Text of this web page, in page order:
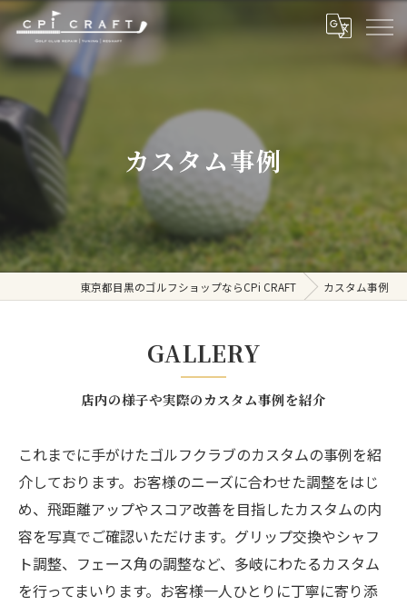
カスタム事例
東京都目黒のゴルフショップならCPi CRAFT カスタム事例
GALLERY
店内の様子や実際のカスタム事例を紹介
これまでに手がけたゴルフクラブのカスタムの事例を紹
介しております。お客様のニーズに合わせた調整をはじ
め、飛距離アップやスコア改善を目指したカスタムの内
容を写真でご確認いただけます。グリップ交換やシャフ
ト調整、フェース角の調整など、多岐にわたるカスタム
を行ってまいります。お客様一人ひとりに丁寧に寄り添